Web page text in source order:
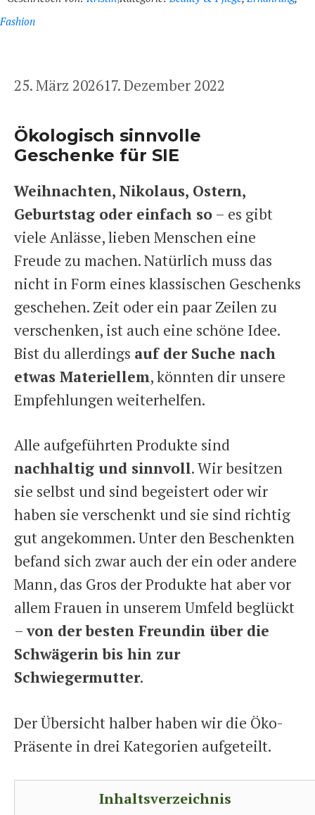
Fashion
25. März 202617. Dezember 2022
Ökologisch sinnvolle
Geschenke für SIE
Weihnachten, Nikolaus, Ostern,
Geburtstag oder einfach so – es gibt
viele Anlässe, lieben Menschen eine
Freude zu machen. Natürlich muss das
nicht in Form eines klassischen Geschenks
geschehen. Zeit oder ein paar Zeilen zu
verschenken, ist auch eine schöne Idee.
Bist du allerdings auf der Suche nach
etwas Materiellem, könnten dir unsere
Empfehlungen weiterhelfen.
Alle aufgeführten Produkte sind
nachhaltig und sinnvoll. Wir besitzen
sie selbst und sind begeistert oder wir
haben sie verschenkt und sie sind richtig
gut angekommen. Unter den Beschenkten
befand sich zwar auch der ein oder andere
Mann, das Gros der Produkte hat aber vor
allem Frauen in unserem Umfeld beglückt
–von der besten Freundin über die
Schwägerin bis hin zur
Schwiegermutter.
Der Übersicht halber haben wir die Öko-
Präsente in drei Kategorien aufgeteilt.
Inhaltsverzeichnis